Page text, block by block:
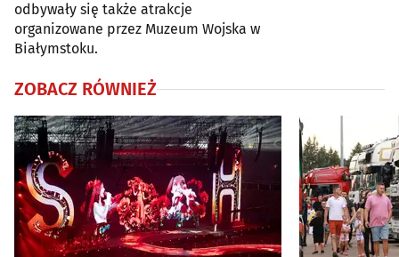
odbywały się także atrakcje
organizowane przez Muzeum Wojska w
Białymstoku.
ZOBACZ RÓWNIEŻ